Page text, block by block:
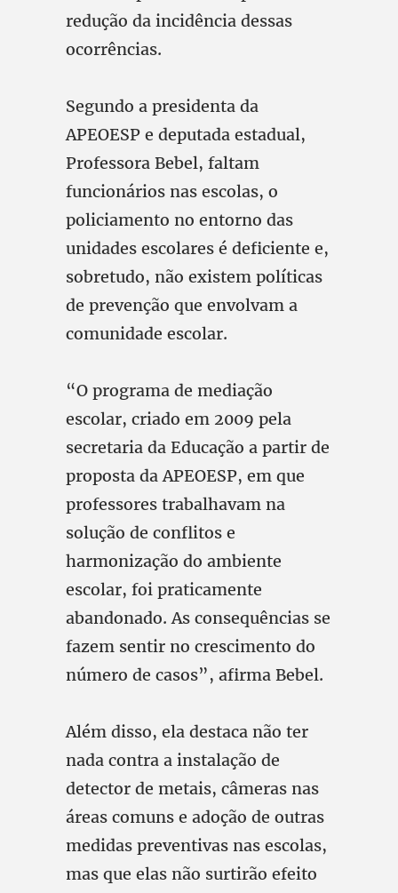
redução da incidência dessas
ocorrências.
Segundo a presidenta da
APEOESP e deputada estadual,
Professora Bebel, faltam
funcionários nas escolas, o
policiamento no entorno das
unidades escolares é deficiente e,
sobretudo, não existem políticas
de prevenção que envolvam a
comunidade escolar.
“O programa de mediação
escolar, criado em 2009 pela
secretaria da Educação a partir de
proposta da APEOESP, em que
professores trabalhavam na
solução de conflitos e
harmonização do ambiente
escolar, foi praticamente
abandonado. As consequências se
fazem sentir no crescimento do
número de casos”, afirma Bebel.
Além disso, ela destaca não ter
nada contra a instalação de
detector de metais, câmeras nas
áreas comuns e adoção de outras
medidas preventivas nas escolas,
mas que elas não surtirão efeito